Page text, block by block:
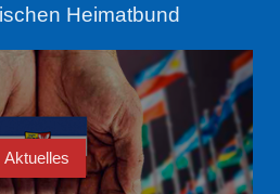
Heimatbund
Aktuelles